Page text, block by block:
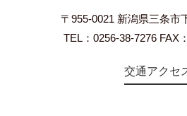
〒955-0021 新潟県三条市
TEL：0256-38-7276 FAX
交通アクセ